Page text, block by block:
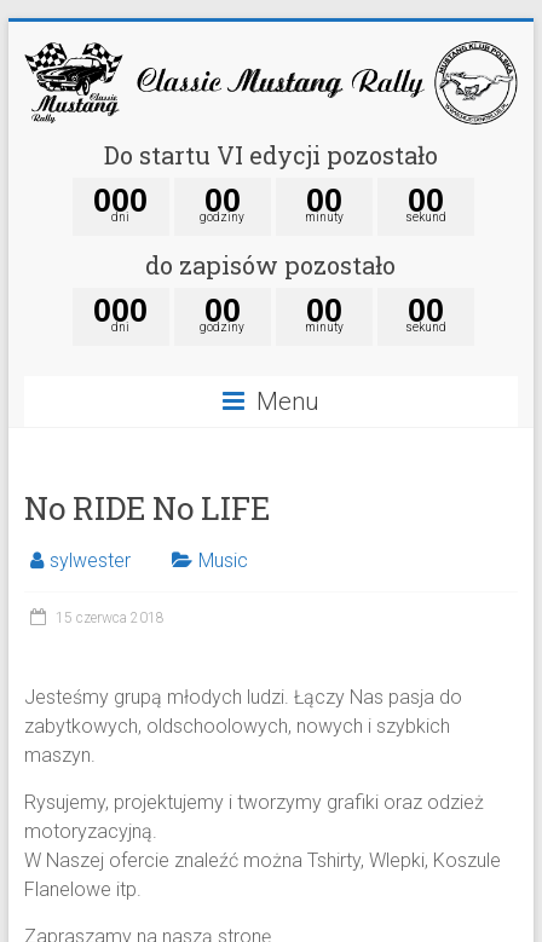
Do startu VI edycji pozostało
dni
000 godziny
00 minuty
00 sekund
00
do zapisów pozostało
dni
000 godziny
00 minuty
00 sekund
00
Menu
No RIDE No LIFE
sylwester Music
15 czerwca 2018
Jesteśmy grupą młodych ludzi. Łączy Nas pasja do
zabytkowych, oldschoolowych, nowych i szybkich
maszyn.
Rysujemy, projektujemy i tworzymy grafiki oraz odzież
motoryzacyjną.
W Naszej ofercie znaleźć można Tshirty, Wlepki, Koszule
Flanelowe itp.
Zapraszamy na naszą stronę